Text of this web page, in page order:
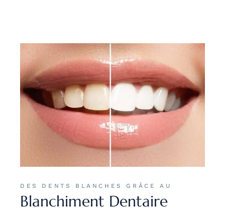
DES DENTS BLANCHES GRÂCE AU
Blanchiment Dentaire